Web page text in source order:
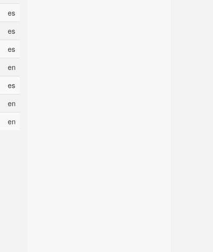
es
es
es
en
es
en
en